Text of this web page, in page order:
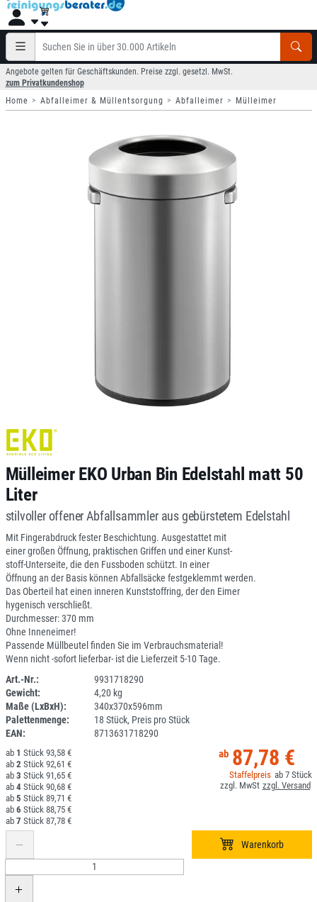
Angebote gelten für Geschäftskunden. Preise zzgl. gesetzl. MwSt.
zum Privatkundenshop
Home
Abfalleimer & Müllentsorgung Abfalleimer Mülleimer
Mülleimer EKO Urban Bin Edelstahl matt 50
Liter
stilvoller offener Abfallsammler aus gebürstetem Edelstahl
Mit Fingerabdruck fester Beschichtung. Ausgestattet mit
einer großen Öffnung, praktischen Griffen und einer Kunst-
stoff-Unterseite, die den Fussboden schützt. In einer
Öffnung an der Basis können Abfallsäcke festgeklemmt werden.
Das Oberteil hat einen inneren Kunststoffring, der den Eimer
hygenisch verschließt.
Durchmesser: 370 mm
Ohne Inneneimer!
Passende Müllbeutel finden Sie im Verbrauchsmaterial!
Wenn nicht -sofort lieferbar- ist die Lieferzeit 5-10 Tage.
Art.-Nr.:
9931718290
Gewicht:
4,20 kg
Maße (LxBxH):
340x370x596mm
Palettenmenge:
18 Stück, Preis pro Stück
EAN:
8713631718290
87,78 €
7
1
93,58 €
2
92,61 €
3
91,65 €
4
90,68 €
5
89,71 €
6
88,75 €
7
87,78 €